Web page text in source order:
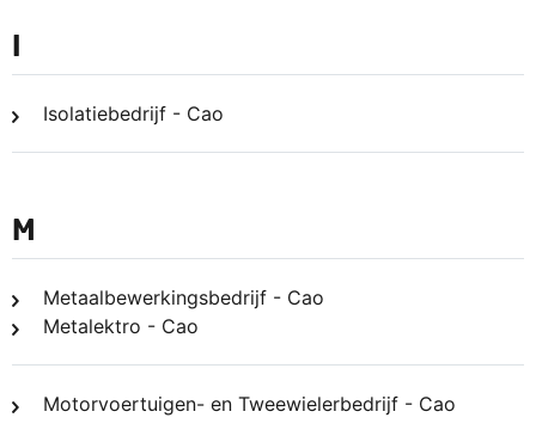
I
Isolatiebedrijf - Cao
M
Metaalbewerkingsbedrijf - Cao
Metalektro - Cao
Motorvoertuigen- en Tweewielerbedrijf - Cao